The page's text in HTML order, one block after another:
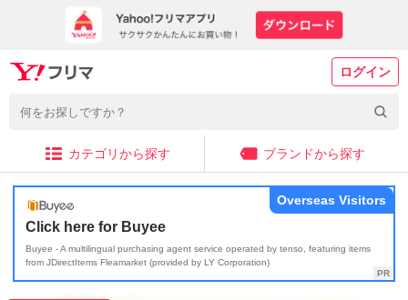
ログイン
カテゴリから探す ブランドから探す
Click here for Buyee
Buyee - A multilingual purchasing agent service operated by tenso, featuring items
from JDirectItems Fleamarket (provided by LY Corporation)
Overseas Visitors